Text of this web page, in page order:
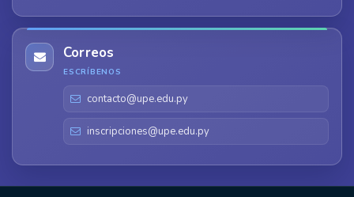
Correos
ESCRÍBENOS
contacto@upe.edu.py
inscripciones@upe.edu.py